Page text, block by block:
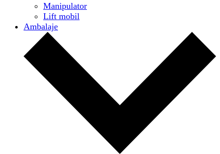
Manipulator
Lift mobil
Ambalaje